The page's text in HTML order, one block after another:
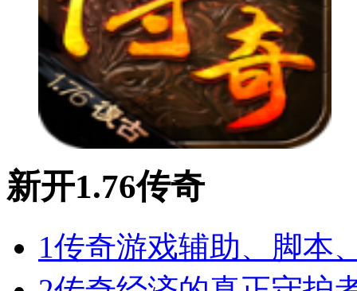
新开1.76传奇
1传奇游戏辅助、脚本